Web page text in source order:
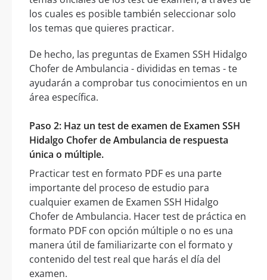
los cuales es posible también seleccionar solo
los temas que quieres practicar.
De hecho, las preguntas de Examen SSH Hidalgo
Chofer de Ambulancia - divididas en temas - te
ayudarán a comprobar tus conocimientos en un
área específica.
Paso 2: Haz un test de examen de Examen SSH
Hidalgo Chofer de Ambulancia de respuesta
única o múltiple.
Practicar test en formato PDF es una parte
importante del proceso de estudio para
cualquier examen de Examen SSH Hidalgo
Chofer de Ambulancia. Hacer test de práctica en
formato PDF con opción múltiple o no es una
manera útil de familiarizarte con el formato y
contenido del test real que harás el día del
examen.